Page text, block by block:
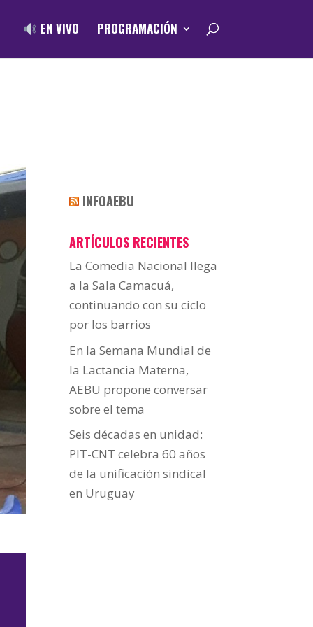
EN VIVO PROGRAMACIÓN
INFOAEBU
ARTÍCULOS RECIENTES
La Comedia Nacional llega
a la Sala Camacuá,
continuando con su ciclo
por los barrios
En la Semana Mundial de
la Lactancia Materna,
AEBU propone conversar
sobre el tema
Seis décadas en unidad:
PIT-CNT celebra 60 años
de la unificación sindical
en Uruguay